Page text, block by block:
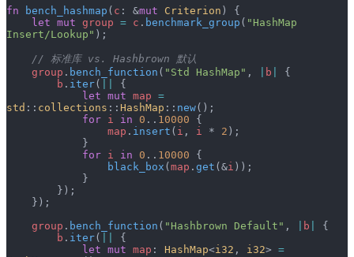
fn bench_hashmap ( c : &mut Criterion ) {
    let
mut group = c . benchmark_group ( "HashMap
Insert/Lookup" );
    // 标准库 vs. Hashbrown 默认
    group
. bench_function ( "Std HashMap" , b
{
        b
. iter(
{
            let
mut map =
std :: collections :: HashMap :: new();
            for
i in 0 .. 10000 {
                map
. insert ( i , i * 2 );
            }
            for
i in 0 .. 10000 {
                black_box
( map . get (&i ));
            }
        });
    });
    group
. bench_function ( "Hashbrown Default" , b
{
        b
. iter(
{
            let
mut map : HashMap<i32 , i32> =